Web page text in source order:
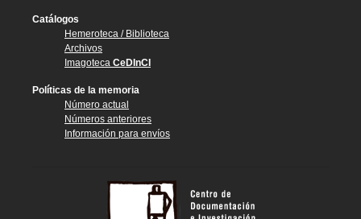
Catálogos
Hemeroteca / Biblioteca
Archivos
Imagoteca CeDInCI
Políticas de la memoria
Número actual
Números anteriores
Información para envíos